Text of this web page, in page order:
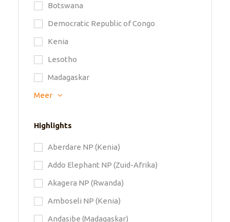
Botswana
Democratic Republic of Congo
Kenia
Lesotho
Madagaskar
Meer
Highlights
Aberdare NP (Kenia)
Addo Elephant NP (Zuid-Afrika)
Akagera NP (Rwanda)
Amboseli NP (Kenia)
Andasibe (Madagaskar)